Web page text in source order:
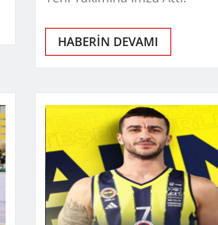
HABERİN DEVAMI